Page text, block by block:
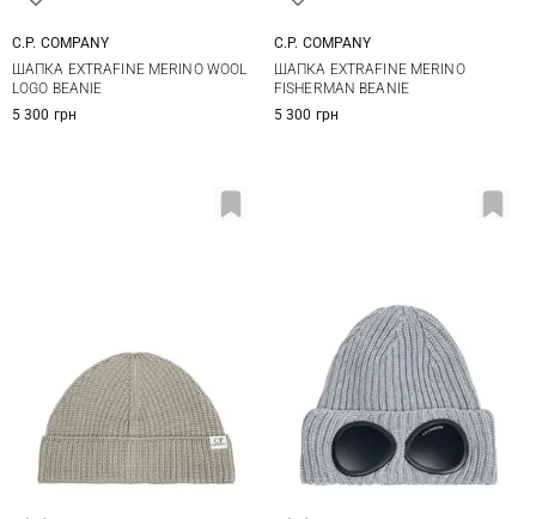
C.P. COMPANY
ШАПКА EXTRAFINE MERINO WOOL
LOGO BEANIE
5 300 грн
C.P. COMPANY
ШАПКА EXTRAFINE MERINO
FISHERMAN BEANIE
5 300 грн